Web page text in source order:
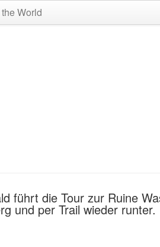
World
führt die Tour zur Ruine
und per Trail wieder